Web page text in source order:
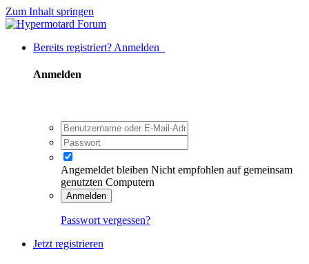
Zum Inhalt springen
Bereits registriert? Anmelden
Anmelden
Angemeldet bleiben Nicht empfohlen auf gemeinsam
genutzten Computern
Anmelden
Passwort vergessen?
Jetzt registrieren